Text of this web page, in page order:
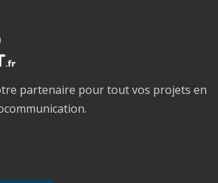
partenaire pour tout vos projets en